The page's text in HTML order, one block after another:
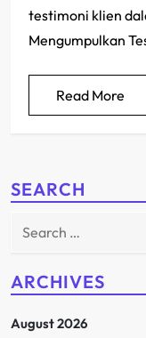
testimoni klien
Mengumpulkan
Read More
SEARCH
Search
ARCHIVES
August 2026